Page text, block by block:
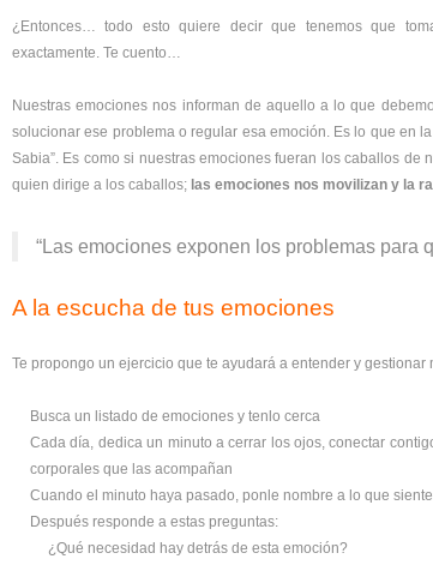
¿Entonces… todo esto quiere decir que tenemos que
exactamente. Te cuento…
Nuestras emociones nos informan de aquello a lo que
solucionar ese problema o regular esa emoción. Es lo que en
Sabia”. Es como si nuestras emociones fueran los caballos
quien dirige a los caballos; las emociones nos movilizan y la
“Las emociones exponen los problemas para
A la escucha de tus emociones
Te propongo un ejercicio que te ayudará a entender y gestionar
Busca un listado de emociones y tenlo cerca
Cada día, dedica un minuto a cerrar los ojos, conectar
corporales que las acompañan
Cuando el minuto haya pasado, ponle nombre a lo que
Después responde a estas preguntas:
¿Qué necesidad hay detrás de esta emoción?